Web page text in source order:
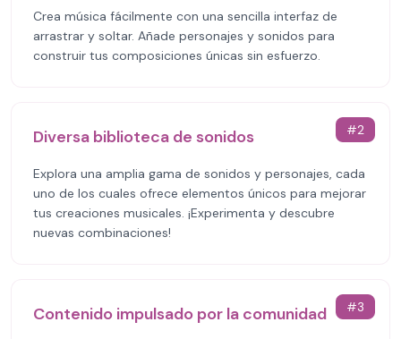
Crea música fácilmente con una sencilla interfaz de
arrastrar y soltar. Añade personajes y sonidos para
construir tus composiciones únicas sin esfuerzo.
#2
Diversa biblioteca de sonidos
Explora una amplia gama de sonidos y personajes, cada
uno de los cuales ofrece elementos únicos para mejorar
tus creaciones musicales. ¡Experimenta y descubre
nuevas combinaciones!
#3
Contenido impulsado por la comunidad